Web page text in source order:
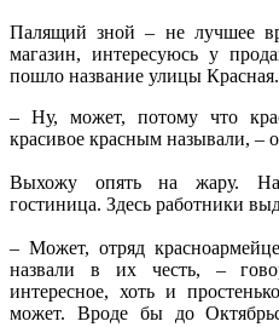
Палящий зной – не лучшее
магазин, интересуюсь у
пошло название улицы Красная.
– Ну, может, потому что
красивое красным называли, –
Выхожу опять на жару.
гостиница. Здесь работники
– Может, отряд
назвали в их честь, –
интересное, хоть и
может. Вроде бы до